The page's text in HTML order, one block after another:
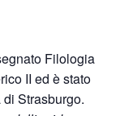
Filologia
II ed è stato
Strasburgo.